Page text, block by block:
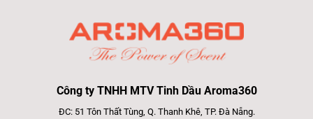
Công ty TNHH MTV Tinh Dầu Aroma360
ĐC: 51 Tôn Thất Tùng, Q. Thanh Khê, TP. Đà Nẵng.